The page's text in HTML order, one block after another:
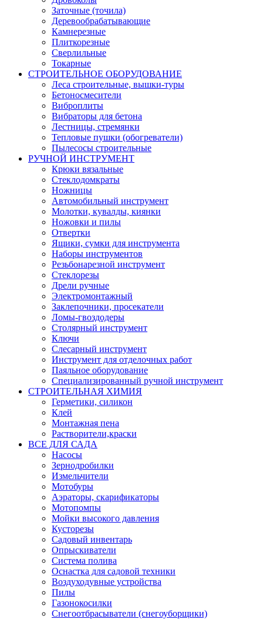
Заточные (точила)
Деревообрабатывающие
Камнерезные
Плиткорезные
Сверлильные
Токарные
СТРОИТЕЛЬНОЕ ОБОРУДОВАНИЕ
Леса строительные, вышки-туры
Бетоносмесители
Виброплиты
Вибраторы для бетона
Лестницы, стремянки
Тепловые пушки (обогреватели)
Пылесосы строительные
РУЧНОЙ ИНСТРУМЕНТ
Крюки вязальные
Стеклодомкраты
Ножницы
Автомобильный инструмент
Молотки, кувалды, киянки
Ножовки и пилы
Отвертки
Ящики, сумки для инструмента
Наборы инструментов
Резьбонарезной инструмент
Стеклорезы
Дрели ручные
Электромонтажный
Заклепочники, просекатели
Ломы-гвоздодеры
Столярный инструмент
Ключи
Слесарный инструмент
Инструмент для отделочных работ
Паяльное оборудование
Специализированный ручной инструмент
СТРОИТЕЛЬНАЯ ХИМИЯ
Герметики, силикон
Клей
Монтажная пена
Растворители,краски
ВСЕ ДЛЯ САДА
Насосы
Зернодробилки
Измельчители
Мотобуры
Аэраторы, скарификаторы
Мотопомпы
Мойки высокого давления
Кусторезы
Садовый инвентарь
Опрыскиватели
Система полива
Оснастка для садовой техники
Воздуходувные устройства
Пилы
Газонокосилки
Снегоотбрасыватели (снегоуборщики)